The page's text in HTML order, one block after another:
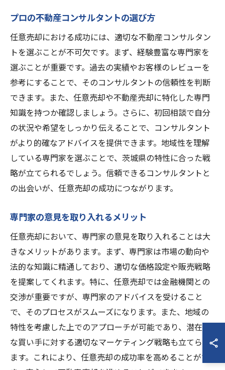
プロの不動産コンサルタントの選び方
任意売却における成功には、適切な不動産コンサルタン
トを選ぶことが不可欠です。まず、経験豊富な専門家を
選ぶことが重要です。過去の実績やお客様のレビューを
参考にすることで、そのコンサルタントの信頼性を判断
できます。また、任意売却や不動産売却に特化した専門
知識を持つか確認しましょう。さらに、初回相談で自分
の状況や希望をしっかり伝えることで、コンサルタント
がより的確なアドバイスを提供できます。地域性を理解
している専門家を選ぶことで、茨城県の特性に合った戦
略が立てられるでしょう。信頼できるコンサルタントと
の出会いが、任意売却の成功につながります。
専門家の意見を取り入れるメリット
任意売却において、専門家の意見を取り入れることは大
きなメリットがあります。まず、専門家は市場の動向や
法的な知識に精通しており、適切な価格設定や販売戦略
を提案してくれます。特に、任意売却では金融機関との
交渉が重要ですが、専門家のアドバイスを受けること
で、そのプロセスがスムーズになります。また、地域の
特性を考慮した上でのアプローチが可能であり、潜在的
な買い手に対する適切なマーケティング戦略も立てられ
ます。これにより、任意売却の成功率を高めることがで